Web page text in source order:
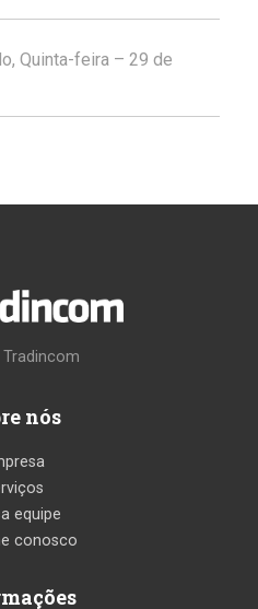
Quinta-feira – 29 de
Tradincom
nós
equipe
conosco